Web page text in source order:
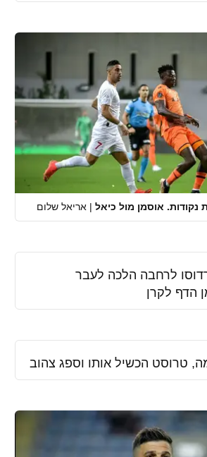
נקודות. אוסמן מול כיאל | אריאל שלום
לרחבה הלכה לעבר
הדף לקרן
טרוסט הכשיל אותו וספג צהוב